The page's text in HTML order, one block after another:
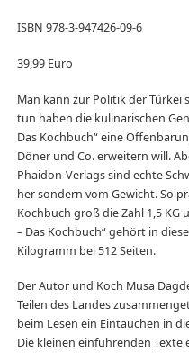
ISBN 978-3-947426-09-6
39,99 Euro
Man kann zur Politik der Türkei
tun haben die kulinarischen
Das Kochbuch“ eine
Döner und Co. erweitern will.
Phaidon-Verlags sind echte
her sondern vom Gewicht. So
Kochbuch groß die Zahl 1,5 KG
– Das Kochbuch“ gehört in
Kilogramm bei 512 Seiten.
Der Autor und Koch Musa
Teilen des Landes
beim Lesen ein Eintauchen in
Die kleinen einführenden